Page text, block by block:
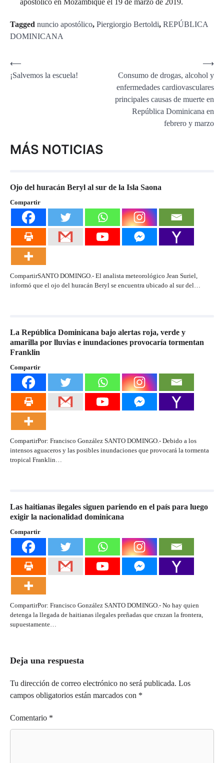
apostólico en Mozambique el 19 de marzo de 2019.
Tagged nuncio apostólico, Piergiorgio Bertoldi, REPÚBLICA
DOMINICANA
Navegación
de
⟵
¡Salvemos la escuela!
Consumo de drogas, alcohol y
enfermedades cardiovasculares
principales causas de muerte en
República Dominicana en
febrero y marzo
⟶
MÁS NOTICIAS
Ojo del huracán Beryl al sur de la Isla Saona
Compartir
CompartirSANTO DOMINGO.- El analista meteorológico Jean Suriel,
informó que el ojo del huracán Beryl se encuentra ubicado al sur del…
La República Dominicana bajo alertas roja, verde y
amarilla por lluvias e inundaciones provocaría tormentan
Franklin
Compartir
CompartirPor: Francisco González SANTO DOMINGO.- Debido a los
intensos aguaceros y las posibles inundaciones que provocará la tormenta
tropical Franklin…
Las haitianas ilegales siguen pariendo en el país para luego
exigir la nacionalidad dominicana
Compartir
CompartirPor: Francisco González SANTO DOMINGO.- No hay quien
detenga la llegada de haitianas ilegales preñadas que cruzan la frontera,
supuestamente…
Deja una respuesta
Tu dirección de correo electrónico no será publicada. Los
campos obligatorios están marcados con *
Comentario *